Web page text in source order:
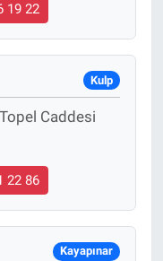
19 22
Kulp
Caddesi
22 86
Kayapınar